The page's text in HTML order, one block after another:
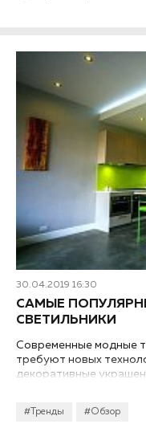
30.04.2019 16:30
#Тренды #Обзор
САМЫЕ
СВЕТИЛЬНИКИ
Современные модные
требуют новых
декоративные
производителях,